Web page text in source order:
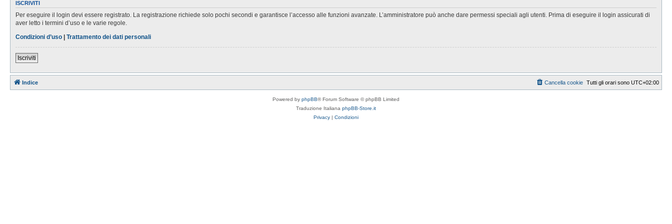
ISCRIVITI
Per eseguire il login devi essere registrato. La registrazione richiede solo pochi secondi e garantisce l’accesso alle funzioni avanzate. L’amministratore può anche dare permessi speciali agli utenti. Prima di eseguire il login assicurati di
aver letto i termini d’uso e le varie regole.
Condizioni d’uso | Trattamento dei dati personali
Iscriviti
Indice Tutti gli orari sono UTC+02:00
Cancella cookie
Powered by phpBB® Forum Software © phpBB Limited
Traduzione Italiana phpBB-Store.it
Privacy | Condizioni